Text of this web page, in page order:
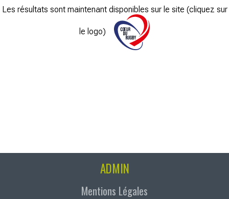
Les résultats sont maintenant disponibles sur le site (cliquez sur
le logo)
ADMIN
Mentions Légales